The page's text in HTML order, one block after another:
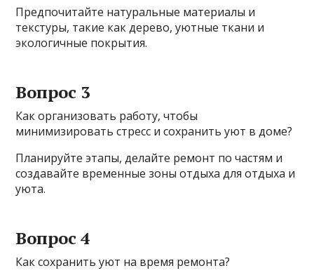
Предпочитайте натуральные материалы и
текстуры, такие как дерево, уютные ткани и
экологичные покрытия.
Вопрос 3
Как организовать работу, чтобы
минимизировать стресс и сохранить уют в доме?
Планируйте этапы, делайте ремонт по частям и
создавайте временные зоны отдыха для отдыха и
уюта.
Вопрос 4
Как сохранить уют на время ремонта?